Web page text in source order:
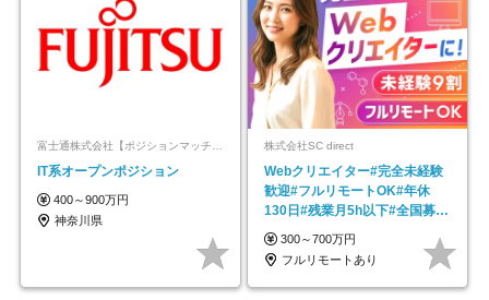
富士通株式会社【ポジションマッチ登録】
IT系オープンポジション
400～900万円
神奈川県
株式会社SC direct
Webクリエイター#完全未経験
歓迎#フルリモートOK#年休
130日#残業月5h以下#全国募集
#最大1年の研修
300～700万円
フルリモートあり